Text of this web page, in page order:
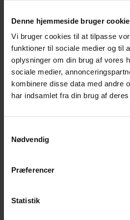
Denne hjemmeside bruger
Vi bruger cookies til at tilpasse
funktioner til sociale medier og til
oplysninger om din brug af vores
sociale medier,
kombinere disse data med andre
har indsamlet fra din brug af
Nødvendig
Præferencer
Statistik
Bure
Hamsterbur
Kaninbur
Rottebur
Marsvinebur